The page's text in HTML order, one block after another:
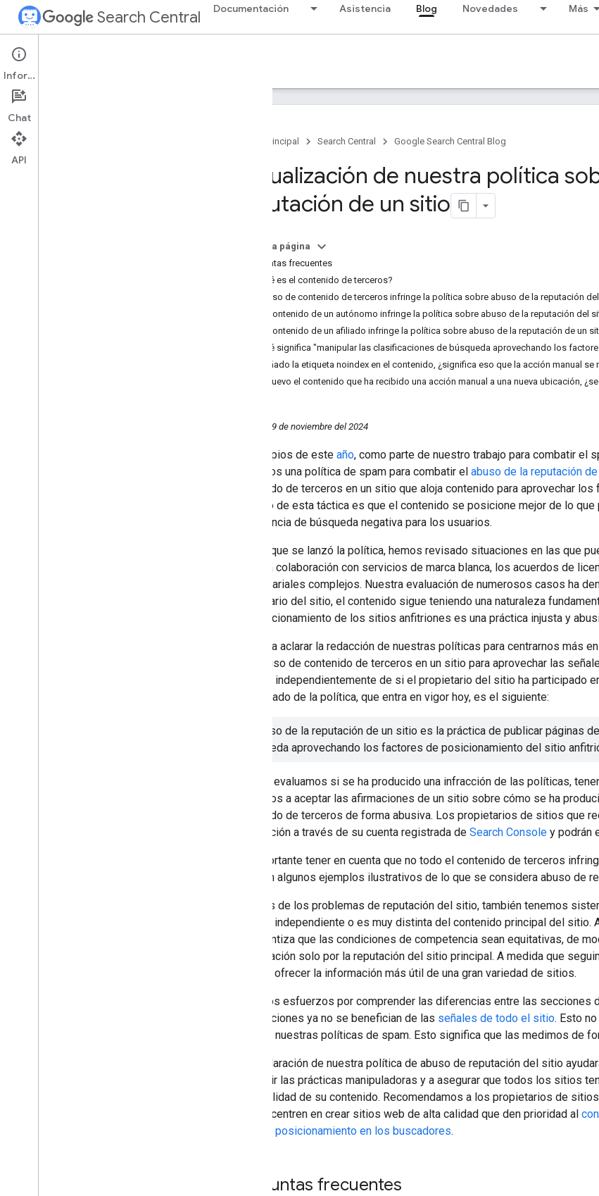
Search Central Documentación Asistencia Blog Novedades Más
Google Search Central Blog
Archivar
Página principal Search Central Google Search Central Blog
Actualización de nuestra política
reputación de un sitio
En esta página
Preguntas frecuentes
¿Qué es el contenido de terceros?
¿El uso de contenido de terceros infringe la política sobre abuso de la reputación
¿El contenido de un autónomo infringe la política sobre abuso de la reputación del
¿El contenido de un afiliado infringe la política sobre abuso de la reputación de un
¿Qué significa "manipular las clasificaciones de búsqueda aprovechando los
Si añado la etiqueta noindex en el contenido, ¿significa eso que la acción manual se
Si muevo el contenido que ha recibido una acción manual a una nueva ubicación,
Martes, 19 de noviembre del 2024
A principios de este año, como parte de nuestro trabajo para combatir el
lanzamos una política de spam para combatir el abuso de la reputación
contenido de terceros en un sitio que aloja contenido para aprovechar
objetivo de esta táctica es que el contenido se posicione mejor de lo
experiencia de búsqueda negativa para los usuarios.
Desde que se lanzó la política, hemos revisado situaciones en las que
como la colaboración con servicios de marca blanca, los acuerdos de
empresariales complejos. Nuestra evaluación de numerosos casos ha
propietario del sitio, el contenido sigue teniendo una naturaleza
de posicionamiento de los sitios anfitriones es una práctica injusta y
Vamos a aclarar la redacción de nuestras políticas para centrarnos más
que el uso de contenido de terceros en un sitio para aprovechar las
política, independientemente de si el propietario del sitio ha participado
actualizado de la política, que entra en vigor hoy, es el siguiente:
El abuso de la reputación de un sitio es la práctica de publicar páginas
búsqueda aprovechando los factores de posicionamiento del sitio
Cuando evaluamos si se ha producido una infracción de las políticas,
limitamos a aceptar las afirmaciones de un sitio sobre cómo se ha
contenido de terceros de forma abusiva. Los propietarios de sitios que
notificación a través de su cuenta registrada de Search Console y podrán
Es importante tener en cuenta que no todo el contenido de terceros
incluyen algunos ejemplos ilustrativos de lo que se considera abuso de
Además de los problemas de reputación del sitio, también tenemos
sitio es independiente o es muy distinta del contenido principal del
se garantiza que las condiciones de competencia sean equitativas, de
clasificación solo por la reputación del sitio principal. A medida que
ayuda a ofrecer la información más útil de una gran variedad de sitios.
Nuestros esfuerzos por comprender las diferencias entre las
subsecciones ya no se benefician de las señales de todo el sitio. Esto
infrinjan nuestras políticas de spam. Esto significa que las medimos de
Esta aclaración de nuestra política de abuso de reputación del sitio
combatir las prácticas manipuladoras y a asegurar que todos los sitios
de la calidad de su contenido. Recomendamos a los propietarios de
que se centren en crear sitios web de alta calidad que den prioridad al
un buen posicionamiento en los buscadores.
Preguntas frecuentes
Información
Chat
API